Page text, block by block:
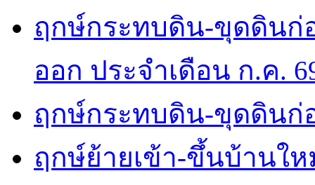
ฤกษ์กระทบดิน-ขุดดินก่
ออก ประจำเดือน ก.ค.
ฤกษ์กระทบดิน-ขุดดินก่
ฤกษ์ย้ายเข้า-ขึ้นบ้านใ